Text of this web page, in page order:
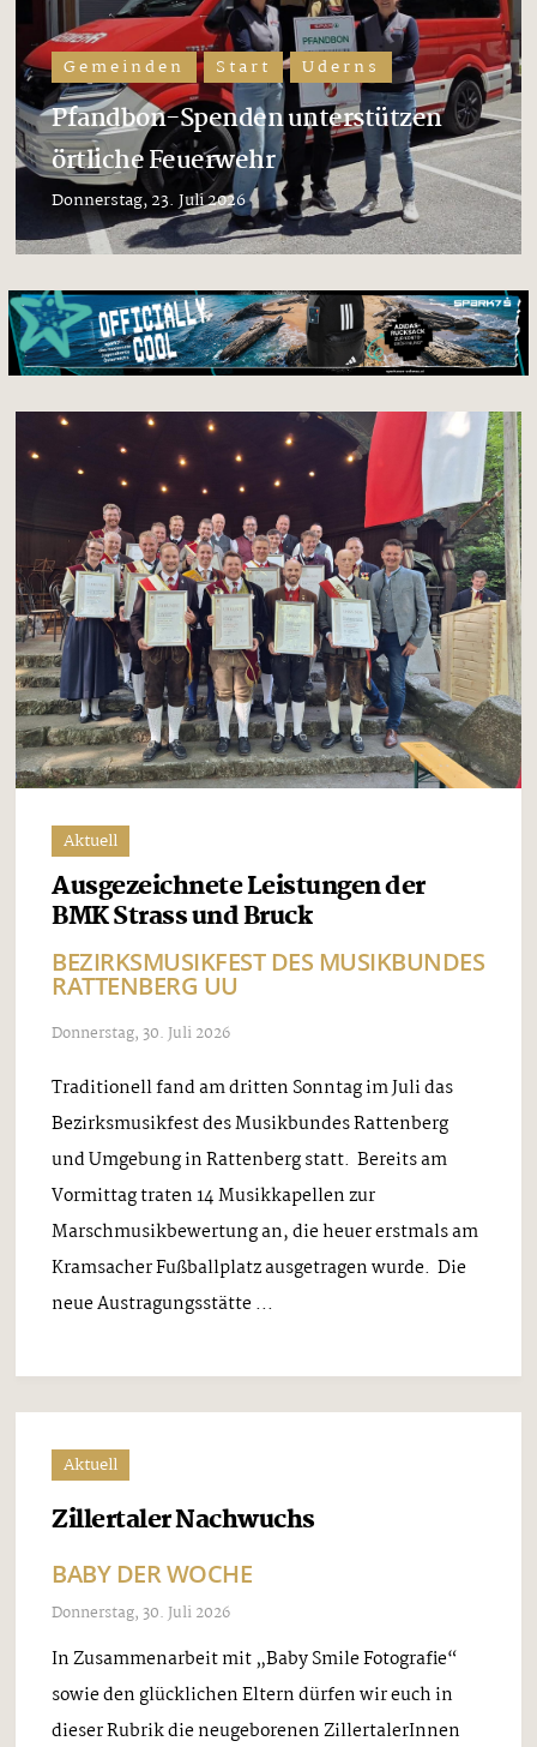
Gemeinden Start Uderns
Pfandbon-Spenden unterstützen
örtliche Feuerwehr
Donnerstag, 23. Juli 2026
Aktuell
Ausgezeichnete Leistungen der
BMK Strass und Bruck
BEZIRKSMUSIKFEST DES MUSIKBUNDES
RATTENBERG UU
Donnerstag, 30. Juli 2026
Traditionell fand am dritten Sonntag im Juli das
Bezirksmusikfest des Musikbundes Rattenberg
und Umgebung in Rattenberg statt. Bereits am
Vormittag traten 14 Musikkapellen zur
Marschmusikbewertung an, die heuer erstmals am
Kramsacher Fußballplatz ausgetragen wurde. Die
neue Austragungsstätte ...
Aktuell
Zillertaler Nachwuchs
BABY DER WOCHE
Donnerstag, 30. Juli 2026
In Zusammenarbeit mit „Baby Smile Fotografie“
sowie den glücklichen Eltern dürfen wir euch in
dieser Rubrik die neugeborenen ZillertalerInnen